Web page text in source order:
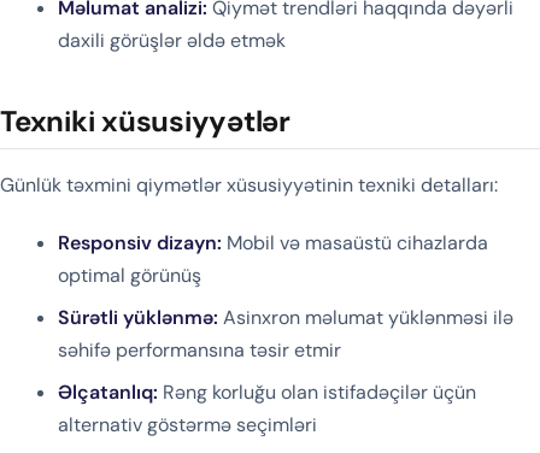
Məlumat analizi: Qiymət trendləri haqqında dəyərli
daxili görüşlər əldə etmək
Texniki xüsusiyyətlər
Günlük təxmini qiymətlər xüsusiyyətinin texniki detalları:
Responsiv dizayn: Mobil və masaüstü cihazlarda
optimal görünüş
Sürətli yüklənmə: Asinxron məlumat yüklənməsi ilə
səhifə performansına təsir etmir
Əlçatanlıq: Rəng korluğu olan istifadəçilər üçün
alternativ göstərmə seçimləri